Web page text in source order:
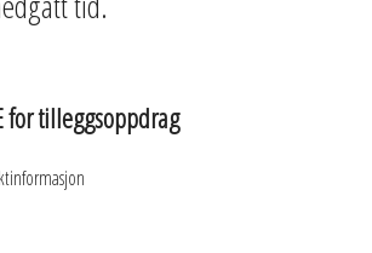
for tilleggsoppdrag